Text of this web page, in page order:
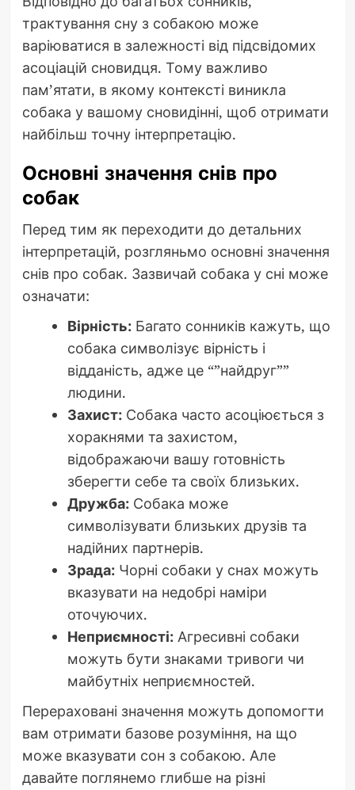
трактування сну з собакою може
варіюватися в залежності від підсвідомих
асоціацій сновидця. Тому важливо
пам’ятати, в якому контексті виникла
собака у вашому сновидінні, щоб отримати
найбільш точну інтерпретацію.
Основні значення снів про
собак
Перед тим як переходити до детальних
інтерпретацій, розгляньмо основні значення
снів про собак. Зазвичай собака у сні може
означати:
Вірність:Багато сонників кажуть, що
собака символізує вірність і
відданість, адже це “”найдруг””
людини.
Захист:Собака часто асоціюється з
хоракнями та захистом,
відображаючи вашу готовність
зберегти себе та своїх близьких.
Дружба:Собака може
символізувати близьких друзів та
надійних партнерів.
Зрада:Чорні собаки у снах можуть
вказувати на недобрі наміри
оточуючих.
Неприємності:Агресивні собаки
можуть бути знаками тривоги чи
майбутніх неприємностей.
Перераховані значення можуть допомогти
вам отримати базове розуміння, на що
може вказувати сон з собакою. Але
давайте поглянемо глибше на різні